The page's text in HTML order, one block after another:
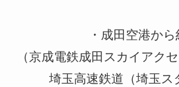
・成田空港から
（京成電鉄成田スカイアクセ
埼玉高速鉄道（埼玉ス